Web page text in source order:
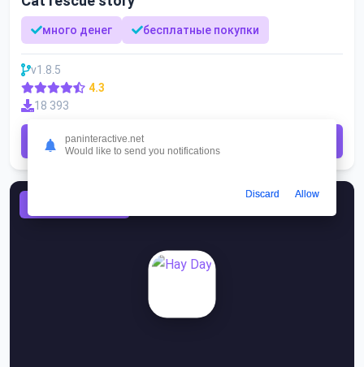
много денег бесплатные покупки
v1.8.5
4.3
18 393
paninteractive.net
Would like to send you notifications
Discard Allow